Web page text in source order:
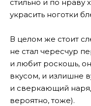
стильно и по
украсить ноготки
В целом же стоит
не стал чересчур
и любит роскошь,
вкусом, и излишне
и сверкающий
вероятно, тоже).